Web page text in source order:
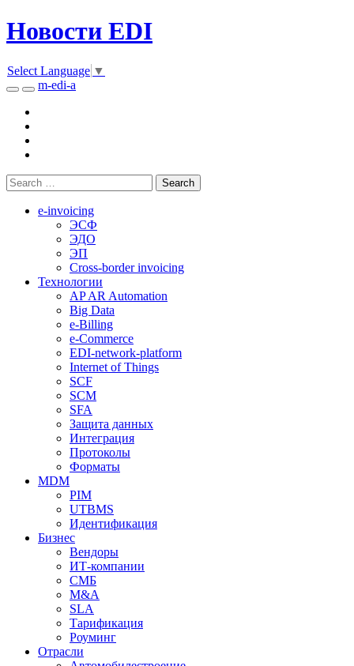
Новости EDI
Select Language ▼
m-edi-a
e-invoicing
ЭСФ
ЭДО
ЭП
Cross-border invoicing
Технологии
AP AR Automation
Big Data
e-Billing
e-Commerce
EDI-network-platform
Internet of Things
SCF
SCM
SFA
Защита данных
Интеграция
Протоколы
Форматы
MDM
PIM
UTBMS
Идентификация
Бизнес
Вендоры
ИТ-компании
СМБ
M&A
SLA
Тарификация
Роуминг
Отрасли